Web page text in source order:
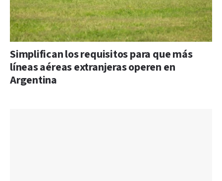
Simplifican los requisitos para que más
líneas aéreas extranjeras operen en
Argentina